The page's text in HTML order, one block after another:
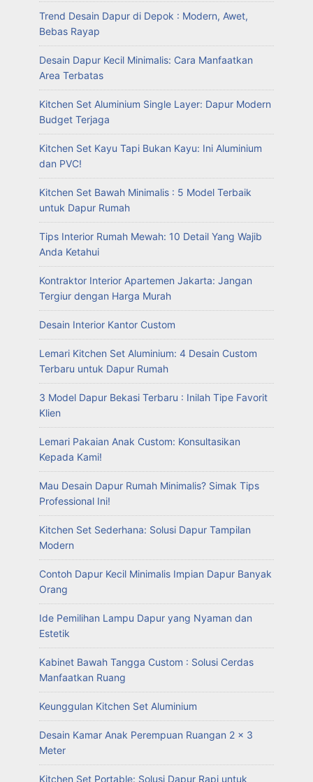
Trend Desain Dapur di Depok : Modern, Awet,
Bebas Rayap
Desain Dapur Kecil Minimalis: Cara Manfaatkan
Area Terbatas
Kitchen Set Aluminium Single Layer: Dapur Modern
Budget Terjaga
Kitchen Set Kayu Tapi Bukan Kayu: Ini Aluminium
dan PVC!
Kitchen Set Bawah Minimalis : 5 Model Terbaik
untuk Dapur Rumah
Tips Interior Rumah Mewah: 10 Detail Yang Wajib
Anda Ketahui
Kontraktor Interior Apartemen Jakarta: Jangan
Tergiur dengan Harga Murah
Desain Interior Kantor Custom
Lemari Kitchen Set Aluminium: 4 Desain Custom
Terbaru untuk Dapur Rumah
3 Model Dapur Bekasi Terbaru : Inilah Tipe Favorit
Klien
Lemari Pakaian Anak Custom: Konsultasikan
Kepada Kami!
Mau Desain Dapur Rumah Minimalis? Simak Tips
Professional Ini!
Kitchen Set Sederhana: Solusi Dapur Tampilan
Modern
Contoh Dapur Kecil Minimalis Impian Dapur Banyak
Orang
Ide Pemilihan Lampu Dapur yang Nyaman dan
Estetik
Kabinet Bawah Tangga Custom : Solusi Cerdas
Manfaatkan Ruang
Keunggulan Kitchen Set Aluminium
Desain Kamar Anak Perempuan Ruangan 2 x 3
Meter
Kitchen Set Portable: Solusi Dapur Rapi untuk